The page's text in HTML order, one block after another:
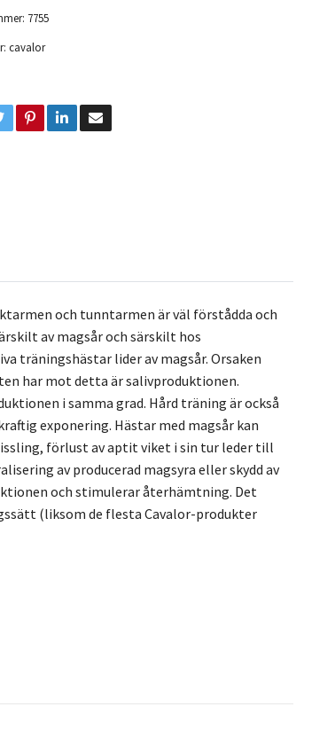
7755
cavalor
och tunntarmen är väl förstådda och
av magsår och särskilt hos
träningshästar lider av magsår. Orsaken
har mot detta är salivproduktionen.
i samma grad. Hård träning är också
exponering. Hästar med magsår kan
förlust av aptit viket i sin tur leder till
av producerad magsyra eller skydd av
och stimulerar återhämtning. Det
(liksom de flesta Cavalor-produkter